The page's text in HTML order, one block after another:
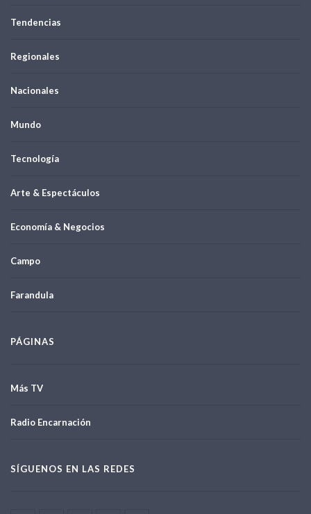
Tendencias
Regionales
Nacionales
Mundo
Tecnología
Arte & Espectáculos
Economía & Negocios
Campo
Farandula
PÁGINAS
Más TV
Radio Encarnación
SÍGUENOS EN LAS REDES